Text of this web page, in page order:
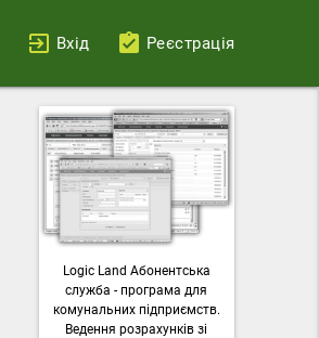
Вхід Реєстрація
Ваш
можливості
лічильників,
комунальні
завантажувати
Logic Land Абонентська
служба - програма для
комунальних підприємств.
Ведення розрахунків зі